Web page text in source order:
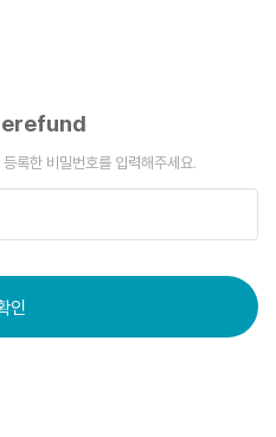
록한 비밀번호를 입력해주세요.
인